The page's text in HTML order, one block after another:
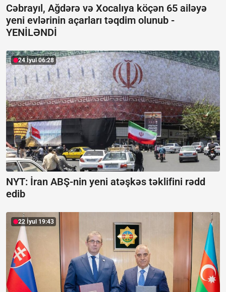
Cəbrayıl, Ağdərə və Xocalıya köçən 65 ailəyə
yeni evlərinin açarları təqdim olunub -
YENİLƏNDİ
24 İyul 06:28
NYT: İran ABŞ-nin yeni atəşkəs təklifini rədd
edib
22 İyul 19:43